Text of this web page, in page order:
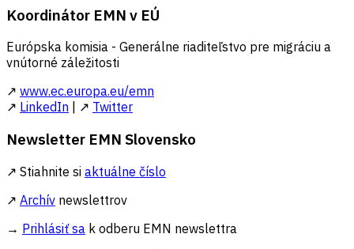
Koordinátor EMN v EÚ
Európska komisia - Generálne riaditeľstvo pre migráciu a
vnútorné záležitosti
↗ www.ec.europa.eu/emn
↗ LinkedIn | ↗ Twitter
Newsletter EMN Slovensko
↗ Stiahnite si aktuálne číslo
↗ Archív newslettrov
→ Prihlásiť sa k odberu EMN newslettra